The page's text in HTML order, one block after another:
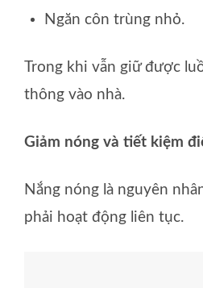
Ngăn côn trùng nhỏ.
Trong khi vẫn giữ được
thông vào nhà.
Giảm nóng và tiết kiệm
Nắng nóng là nguyên
phải hoạt động liên tục.